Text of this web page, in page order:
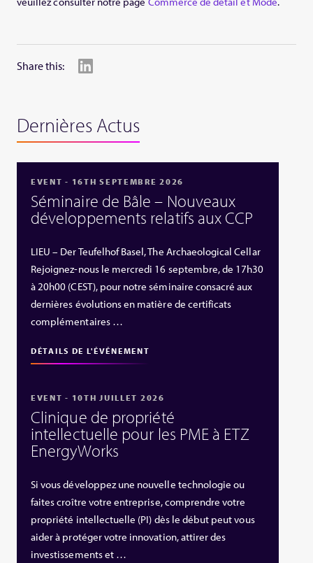
Share this:
Dernières Actus
EVENT - 16TH SEPTEMBRE 2026
Séminaire de Bâle – Nouveaux
développements relatifs aux CCP
LIEU – Der Teufelhof Basel, The Archaeological Cellar
Rejoignez-nous le mercredi 16 septembre, de 17h30
à 20h00 (CEST), pour notre séminaire consacré aux
dernières évolutions en matière de certificats
complémentaires …
DÉTAILS DE L'ÉVÉNEMENT
EVENT - 10TH JUILLET 2026
Clinique de propriété
intellectuelle pour les PME à ETZ
EnergyWorks
Si vous développez une nouvelle technologie ou
faites croître votre entreprise, comprendre votre
propriété intellectuelle (PI) dès le début peut vous
aider à protéger votre innovation, attirer des
investissements et …